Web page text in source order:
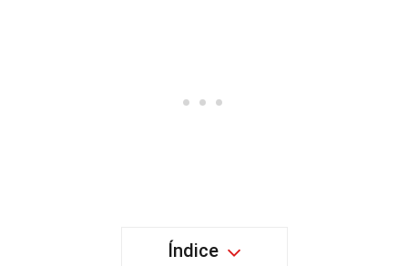
Índice